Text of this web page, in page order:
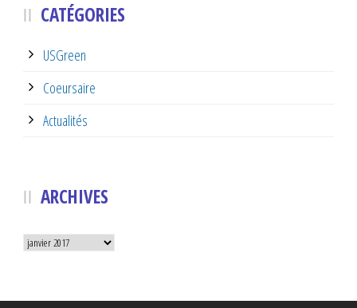
CATÉGORIES
USGreen
Coeursaire
Actualités
ARCHIVES
Archives